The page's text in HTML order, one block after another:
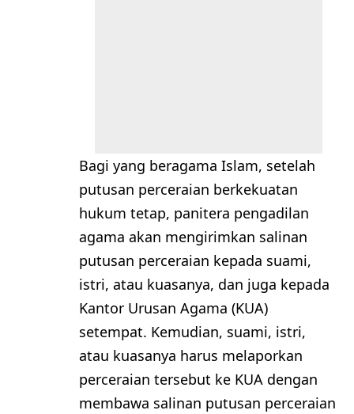
Bagi yang beragama Islam, setelah
putusan perceraian berkekuatan
hukum tetap, panitera pengadilan
agama akan mengirimkan salinan
putusan perceraian kepada suami,
istri, atau kuasanya, dan juga kepada
Kantor Urusan Agama (KUA)
setempat. Kemudian, suami, istri,
atau kuasanya harus melaporkan
perceraian tersebut ke KUA dengan
membawa salinan putusan perceraian